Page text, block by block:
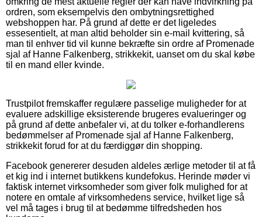
ordren, som eksempelvis den ombytningsrettighed
webshoppen har. På grund af dette er det ligeledes
essesentielt, at man altid beholder sin e-mail kvittering, så
man til enhver tid vil kunne bekræfte sin ordre af Promenade
sjal af Hanne Falkenberg, strikkekit, uanset om du skal købe
til en mand eller kvinde.
Trustpilot fremskaffer regulære passelige muligheder for at
evaluere adskillige eksisterende brugeres evalueringer og
på grund af dette anbefaler vi, at du tolker e-forhandlerens
bedømmelser af Promenade sjal af Hanne Falkenberg,
strikkekit forud for at du færdiggør din shopping.
Facebook genererer desuden aldeles ærlige metoder til at få
et kig ind i internet butikkens kundefokus. Herinde møder vi
faktisk internet virksomheder som giver folk mulighed for at
notere en omtale af virksomhedens service, hvilket lige så
vel må tages i brug til at bedømme tilfredsheden hos